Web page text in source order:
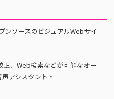
ンソースのビジュアルWebサイ
、Web検索などが可能なオー
アシスタント・